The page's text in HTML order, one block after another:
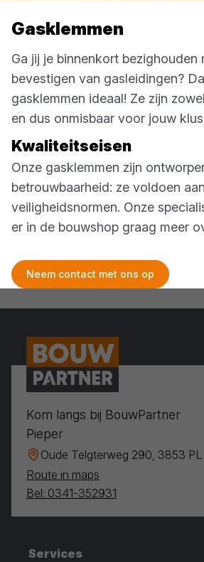
Gasklemmen
Ga jij je binnenkort bezighouden
bevestigen van gasleidingen?
gasklemmen ideaal! Ze zijn
en dus onmisbaar voor jouw
Kwaliteitseisen
Onze gasklemmen zijn
betrouwbaarheid: ze voldoen
veiligheidsnormen. Onze
er in de bouwshop graag meer
Neem contact met ons op
Kom langs bij BouwPartner
Pieper
Oude Telgterweg 290, 3853 PL
Route in maps
Bel: 0341-352931
Services